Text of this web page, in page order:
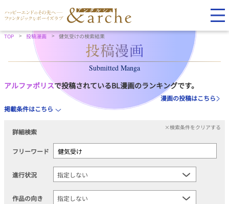
TOP 投稿漫画 健気受けの検索結果
Submitted Manga
アルファポリスで投稿されているBL漫画のランキングです。
漫画の投稿はこちら
掲載条件はこちら
詳細検索
×検索条件をクリアする
フリーワード
進行状況
作品の向き